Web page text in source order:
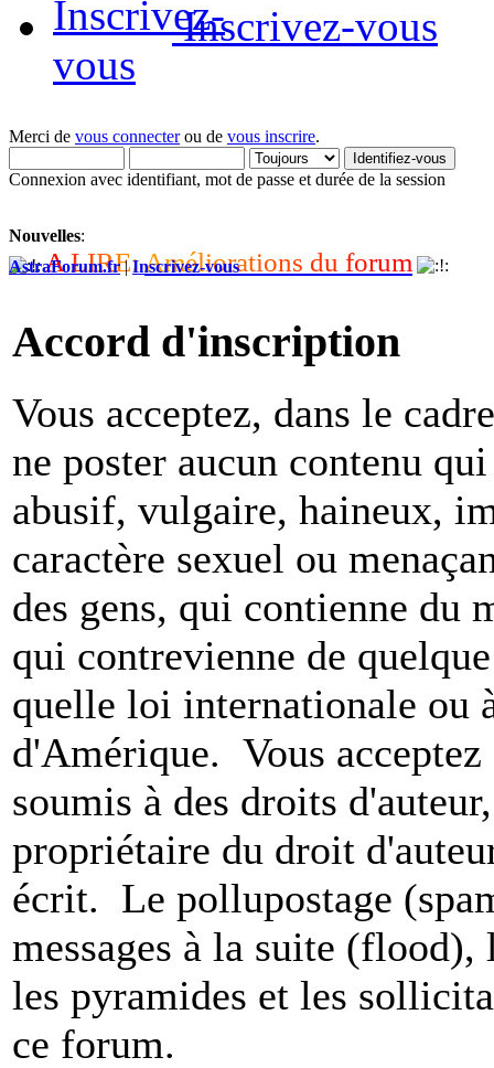
Inscrivez-vous
Merci de vous connecterou de vous inscrire.
Connexion avec identifiant, mot de passe et durée de la session
Nouvelles:
A LIRE:Améliorations du forum
AstraForum.fr|Inscrivez-vous
Accord d'inscription
Vous acceptez, dans le
ne poster aucun contenu
abusif, vulgaire, haineux,
caractère sexuel ou
des gens, qui contienne du
qui contrevienne de
quelle loi internationale ou
d'Amérique. Vous
soumis à des droits
propriétaire du droit
écrit. Le pollupostage
messages à la suite
les pyramides et les
ce forum.